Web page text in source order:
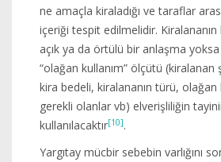
ne amaçla kiraladığı ve taraflar
içeriği tespit edilmelidir. Kiralananın
açık ya da örtülü bir anlaşma yoksa
“olağan kullanım” ölçütü (kiralanan
kira bedeli, kiralananın türü, olağan
gerekli olanlar vb) elverişliliğin
kullanılacaktır[10].
Yargıtay mücbir sebebin varlığını